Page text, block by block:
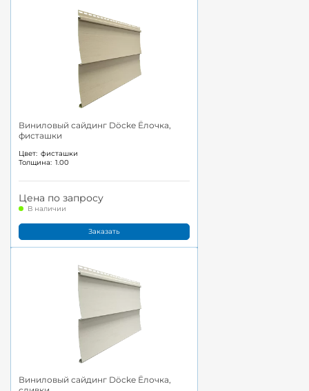
Виниловый сайдинг Döcke Ёлочка,
фисташки
Цвет: фисташки
Толщина: 1.00
Цена по запросу
В наличии
Заказать
Виниловый сайдинг Döcke Ёлочка,